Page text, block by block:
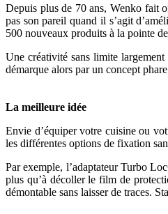
Depuis plus de 70 ans, Wenko fait
pas son pareil quand il s’agit
500 nouveaux produits à la pointe
Une créativité sans limite
démarque alors par un concept
La meilleure idée
Envie d’équiper votre cuisine ou
les différentes options de fixation
Par exemple, l’adaptateur Turbo
plus qu’à décoller le film de
démontable sans laisser de traces.